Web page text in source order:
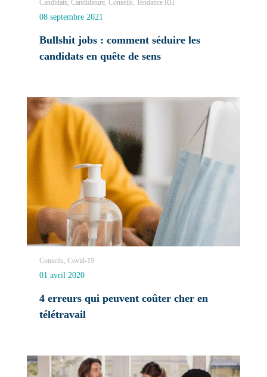
Candidats, Candidature, Conseils, Tendance RH
08 septembre 2021
Bullshit jobs : comment séduire les
candidats en quête de sens
Conseils, Covid-19
01 avril 2020
4 erreurs qui peuvent coûter cher en
télétravail